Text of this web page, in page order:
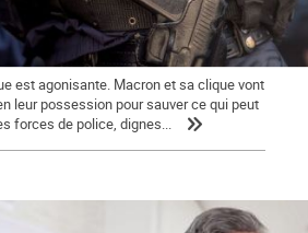
de la macronie.
est agonisante. Macron et sa clique vont
leur possession pour sauver ce qui peut
forces de police, dignes...